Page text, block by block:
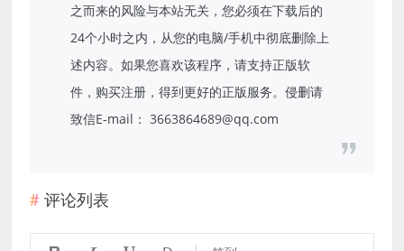
之而来的风险与本站无关，您必须在下载后的
24个小时之内，从您的电脑/手机中彻底删除上
述内容。如果您喜欢该程序，请支持正版软
件，购买注册，得到更好的正版服务。侵删请
致信E-mail： 3663864689@qq.com
评论列表